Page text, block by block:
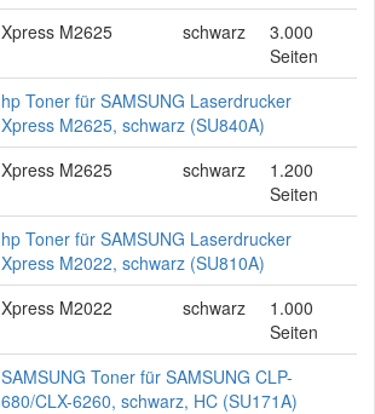
Xpress M2625
schwarz
3.000
Seiten
hp Toner für SAMSUNG Laserdrucker
Xpress M2625, schwarz (SU840A)
Xpress M2625
schwarz
1.200
Seiten
hp Toner für SAMSUNG Laserdrucker
Xpress M2022, schwarz (SU810A)
Xpress M2022
schwarz
1.000
Seiten
SAMSUNG Toner für SAMSUNG CLP-
680/CLX-6260, schwarz, HC (SU171A)